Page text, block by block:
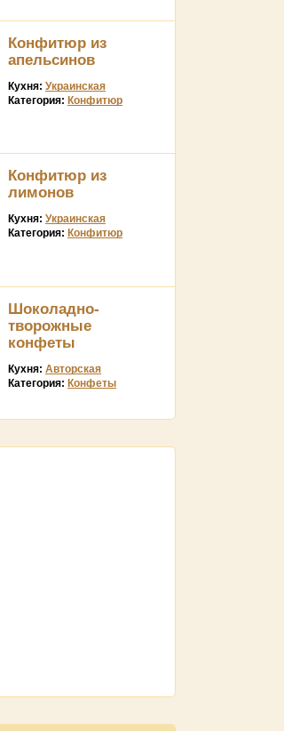
Конфитюр из
апельсинов
Кухня: Украинская
Категория: Конфитюр
Конфитюр из
лимонов
Кухня: Украинская
Категория: Конфитюр
Шоколадно-
творожные
конфеты
Кухня: Авторская
Категория: Конфеты